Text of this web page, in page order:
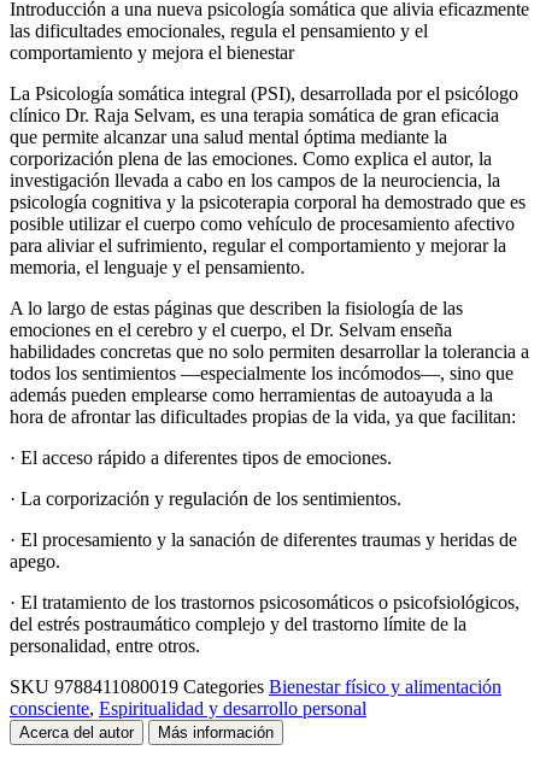
Introducción a una nueva psicología somática que alivia eficazmente
las dificultades emocionales, regula el pensamiento y el
comportamiento y mejora el bienestar
La Psicología somática integral (PSI), desarrollada por el psicólogo
clínico Dr. Raja Selvam, es una terapia somática de gran eficacia
que permite alcanzar una salud mental óptima mediante la
corporización plena de las emociones. Como explica el autor, la
investigación llevada a cabo en los campos de la neurociencia, la
psicología cognitiva y la psicoterapia corporal ha demostrado que es
posible utilizar el cuerpo como vehículo de procesamiento afectivo
para aliviar el sufrimiento, regular el comportamiento y mejorar la
memoria, el lenguaje y el pensamiento.
A lo largo de estas páginas que describen la fisiología de las
emociones en el cerebro y el cuerpo, el Dr. Selvam enseña
habilidades concretas que no solo permiten desarrollar la tolerancia a
todos los sentimientos —especialmente los incómodos—, sino que
además pueden emplearse como herramientas de autoayuda a la
hora de afrontar las dificultades propias de la vida, ya que facilitan:
· El acceso rápido a diferentes tipos de emociones.
· La corporización y regulación de los sentimientos.
· El procesamiento y la sanación de diferentes traumas y heridas de
apego.
· El tratamiento de los trastornos psicosomáticos o psicofsiológicos,
del estrés postraumático complejo y del trastorno límite de la
personalidad, entre otros.
SKU 9788411080019 Categories Bienestar físico y alimentación
consciente, Espiritualidad y desarrollo personal
Acerca del autor Más información